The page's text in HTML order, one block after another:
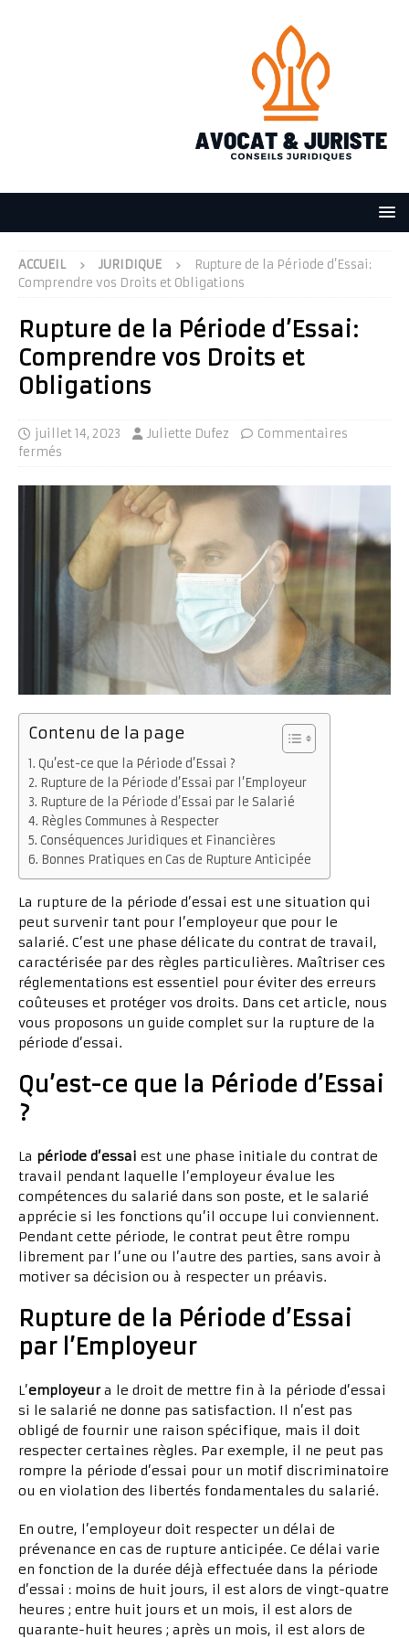
ACCUEIL JURIDIQUE
Rupture de la Période d’Essai:
Comprendre vos Droits et Obligations
Rupture de la Période d’Essai:
Comprendre vos Droits et
Obligations
juillet 14, 2023 Juliette Dufez
Commentaires
fermés
Contenu de la page
Qu’est-ce que la Période d’Essai ?
Rupture de la Période d’Essai par l’Employeur
Rupture de la Période d’Essai par le Salarié
Règles Communes à Respecter
Conséquences Juridiques et Financières
Bonnes Pratiques en Cas de Rupture Anticipée
La rupture de la période d’essai est une situation qui
peut survenir tant pour l’employeur que pour le
salarié. C’est une phase délicate du contrat de travail,
caractérisée par des règles particulières. Maîtriser ces
réglementations est essentiel pour éviter des erreurs
coûteuses et protéger vos droits. Dans cet article, nous
vous proposons un guide complet sur la rupture de la
période d’essai.
Qu’est-ce que la Période d’Essai
?
La période d’essai est une phase initiale du contrat de
travail pendant laquelle l’employeur évalue les
compétences du salarié dans son poste, et le salarié
apprécie si les fonctions qu’il occupe lui conviennent.
Pendant cette période, le contrat peut être rompu
librement par l’une ou l’autre des parties, sans avoir à
motiver sa décision ou à respecter un préavis.
Rupture de la Période d’Essai
par l’Employeur
L’employeura le droit de mettre fin à la période d’essai
si le salarié ne donne pas satisfaction. Il n’est pas
obligé de fournir une raison spécifique, mais il doit
respecter certaines règles. Par exemple, il ne peut pas
rompre la période d’essai pour un motif discriminatoire
ou en violation des libertés fondamentales du salarié.
En outre, l’employeur doit respecter un délai de
prévenance en cas de rupture anticipée. Ce délai varie
en fonction de la durée déjà effectuée dans la période
d’essai : moins de huit jours, il est alors de vingt-quatre
heures ; entre huit jours et un mois, il est alors de
quarante-huit heures ; après un mois, il est alors de